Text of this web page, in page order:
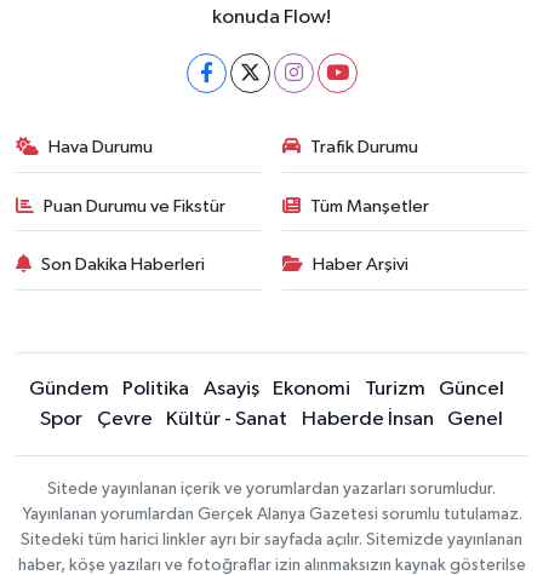
konuda Flow!
Hava Durumu Trafik Durumu
Puan Durumu ve Fikstür Tüm Manşetler
Son Dakika Haberleri Haber Arşivi
Gündem Politika Asayiş Ekonomi Turizm
Güncel
Spor
Çevre Kültür - Sanat Haberde İnsan Genel
Sitede yayınlanan içerik ve yorumlardan yazarları sorumludur.
Yayınlanan yorumlardan Gerçek Alanya Gazetesi sorumlu tutulamaz.
Sitedeki tüm harici linkler ayrı bir sayfada açılır. Sitemizde yayınlanan
haber, köşe yazıları ve fotoğraflar izin alınmaksızın kaynak gösterilse